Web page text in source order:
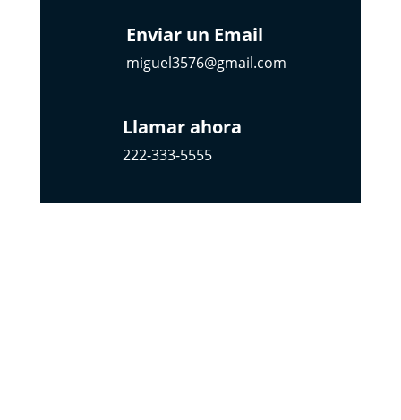
Enviar un Email
miguel3576@gmail.com
Llamar ahora
222-333-5555